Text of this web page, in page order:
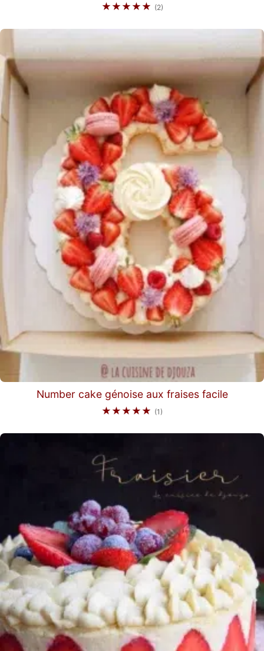
★★★★★ (2)
Number cake génoise aux fraises facile
★★★★★ (1)